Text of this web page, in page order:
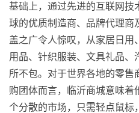
基础上，通过先进的互联网技
球的优质制造商、品牌代理商
盖之广令人惊叹，从家居日
用品、针织服装、文具礼品
所不包。对于世界各地的零售
购团体而言，临沂商城意味
个分散的市场，只需轻点鼠标